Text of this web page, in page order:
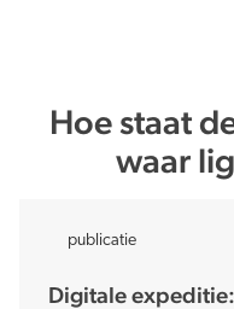
Lusten en lasten in
Hoe staat
waar
publicatie
Digitale